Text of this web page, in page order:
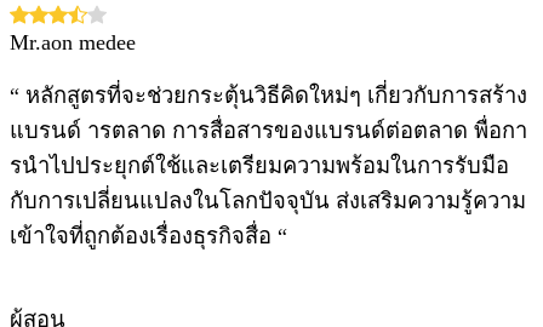
Mr.aon medee
“ หลักสูตรที่จะช่วยกระตุ้นวิธีคิดใหม่ๆ เกี่ยวกับการสร้าง
แบรนด์ ารตลาด การสื่อสารของแบรนด์ต่อตลาด พื่อกา
รนำไปประยุกต์ใช้และเตรียมความพร้อมในการรับมือ
กับการเปลี่ยนแปลงในโลกปัจจุบัน ส่งเสริมความรู้ความ
เข้าใจที่ถูกต้องเรื่องธุรกิจสื่อ “
ผู้สอน